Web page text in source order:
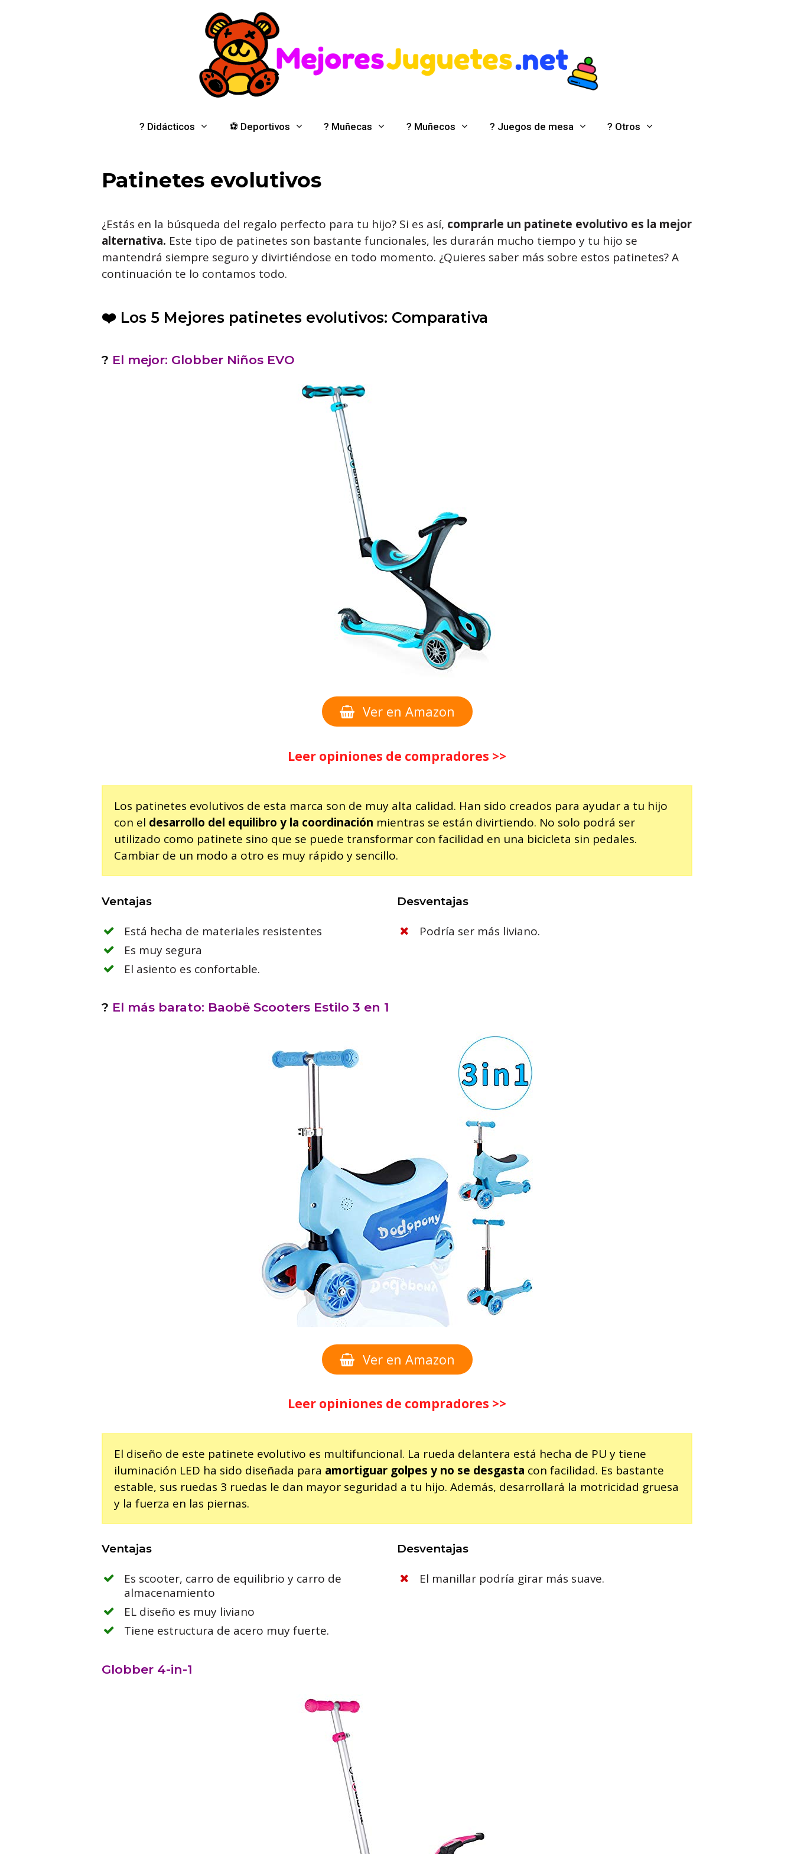
? Didácticos ⚽️ Deportivos ? Muñecas ? Muñecos ? Juegos de mesa ? Otros
Patinetes evolutivos
¿Estás en la búsqueda del regalo perfecto para tu hijo? Si es así, comprarle un patinete evolutivo es la mejor
alternativa. Este tipo de patinetes son bastante funcionales, les durarán mucho tiempo y tu hijo se
mantendrá siempre seguro y divirtiéndose en todo momento. ¿Quieres saber más sobre estos patinetes? A
continuación te lo contamos todo.
❤️ Los 5 Mejores patinetes evolutivos: Comparativa
? El mejor: Globber Niños EVO
Ver en Amazon
Leer opiniones de compradores >>
Los patinetes evolutivos de esta marca son de muy alta calidad. Han sido creados para ayudar a tu hijo
con el desarrollo del equilibro y la coordinación mientras se están divirtiendo. No solo podrá ser
utilizado como patinete sino que se puede transformar con facilidad en una bicicleta sin pedales.
Cambiar de un modo a otro es muy rápido y sencillo.
Ventajas
Está hecha de materiales resistentes
Es muy segura
El asiento es confortable.
Desventajas
Podría ser más liviano.
? El más barato: Baobë Scooters Estilo 3 en 1
Ver en Amazon
Leer opiniones de compradores >>
El diseño de este patinete evolutivo es multifuncional. La rueda delantera está hecha de PU y tiene
iluminación LED ha sido diseñada para amortiguar golpes y no se desgasta con facilidad. Es bastante
estable, sus ruedas 3 ruedas le dan mayor seguridad a tu hijo. Además, desarrollará la motricidad gruesa
y la fuerza en las piernas.
Ventajas
Es scooter, carro de equilibrio y carro de
almacenamiento
EL diseño es muy liviano
Tiene estructura de acero muy fuerte.
Desventajas
El manillar podría girar más suave.
Globber 4-in-1